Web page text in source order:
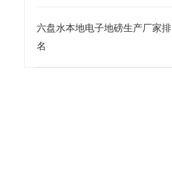
六盘水本地电子地磅生产厂家排
名